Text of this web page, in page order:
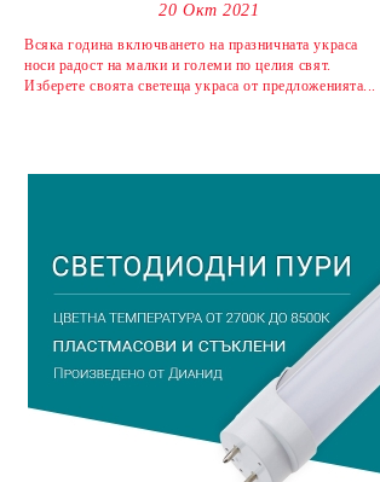
20 Окт 2021
Всяка година включването на празничната украса
носи радост на малки и големи по целия свят.
Изберете своята светеща украса от предложенията...